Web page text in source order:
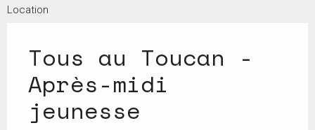
Location
Tous au Toucan -
Après-midi
jeunesse